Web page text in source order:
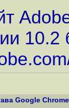
10.2
Google